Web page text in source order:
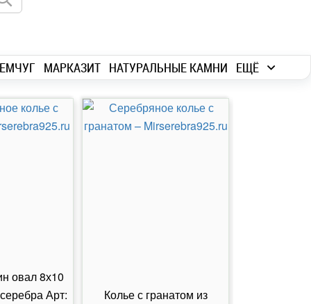
МАРКАЗИТ НАТУРАЛЬНЫЕ КАМНИ ЕЩЁ
овал 8х10
Арт:
Колье с гранатом из